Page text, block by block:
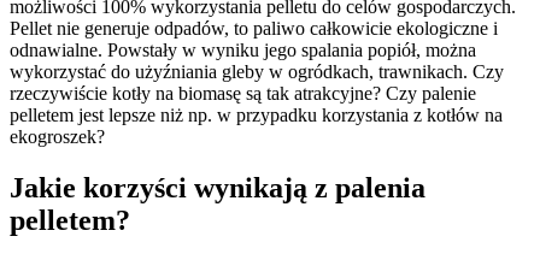
możliwości 100% wykorzystania pelletu do celów gospodarczych.
Pellet nie generuje odpadów, to paliwo całkowicie ekologiczne i
odnawialne. Powstały w wyniku jego spalania popiół, można
wykorzystać do użyźniania gleby w ogródkach, trawnikach. Czy
rzeczywiście kotły na biomasę są tak atrakcyjne? Czy palenie
pelletem jest lepsze niż np. w przypadku korzystania z kotłów na
ekogroszek?
Jakie korzyści wynikają z palenia
pelletem?